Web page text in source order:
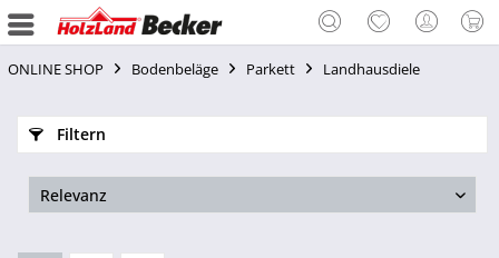
ONLINE SHOP Bodenbeläge Parkett Landhausdiele
Filtern